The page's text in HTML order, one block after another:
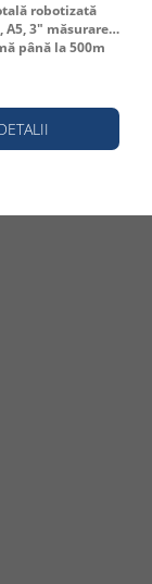
robotizată
A5, 3" măsurare
până la 500m